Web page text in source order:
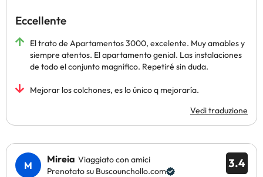
Eccellente
El trato de Apartamentos 3000, excelente. Muy amables y
siempre atentos. El apartamento genial. Las instalaciones
de todo el conjunto magnífico. Repetiré sin duda.
Mejorar los colchones, es lo único q mejoraría.
Vedi traduzione
3.4
Mireia Viaggiato con amici
Prenotato su Buscounchollo.com